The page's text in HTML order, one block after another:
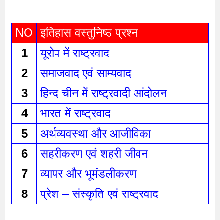
NO इतिहास वस्तुनिष्ठ प्रश्न
1
यूरोप में राष्ट्रवाद
2
समाजवाद एवं साम्यवाद
3
हिन्द चीन में राष्ट्रवादी आंदोलन
4
भारत में राष्ट्रवाद
5
अर्थव्यवस्था और आजीविका
6
सहरीकरण एवं शहरी जीवन
7
व्यापर और भूमंडलीकरण
8
प्रेश – संस्कृति एवं राष्ट्रवाद